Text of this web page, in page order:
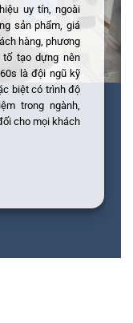
uy tín, ngoài
sản phẩm, giá
hàng, phương
tạo dựng nên
là đội ngũ kỹ
biệt có trình độ
trong ngành,
cho mọi khách